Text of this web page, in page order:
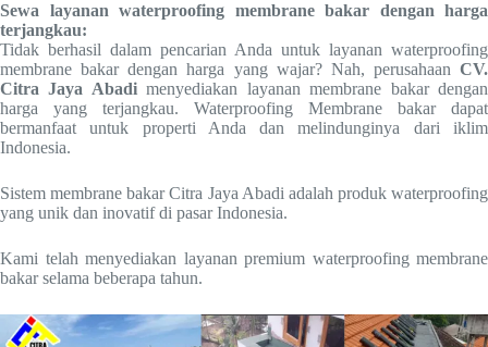
Sewa layanan waterproofing membrane bakar dengan harga
terjangkau:
Tidak berhasil dalam pencarian Anda untuk layanan waterproofing
membrane bakar dengan harga yang wajar? Nah, perusahaan CV.
Citra Jaya Abadimenyediakan layanan membrane bakar dengan
harga yang terjangkau. Waterproofing Membrane bakar dapat
bermanfaat untuk properti Anda dan melindunginya dari iklim
Indonesia.
Sistem membrane bakar Citra Jaya Abadi adalah produk waterproofing
yang unik dan inovatif di pasar Indonesia.
Kami telah menyediakan layanan premium waterproofing membrane
bakar selama beberapa tahun.